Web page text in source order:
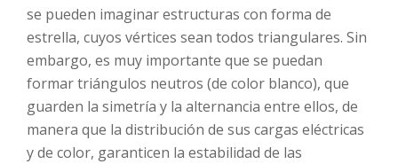
se pueden imaginar estructuras con forma de
estrella, cuyos vértices sean todos triangulares. Sin
embargo, es muy importante que se puedan
formar triángulos neutros (de color blanco), que
guarden la simetría y la alternancia entre ellos, de
manera que la distribución de sus cargas eléctricas
y de color, garanticen la estabilidad de las